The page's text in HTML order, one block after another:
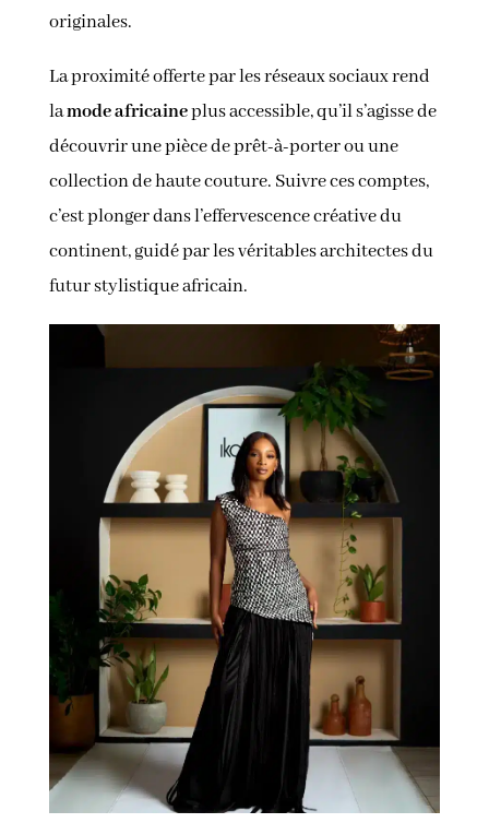
originales.
La proximité offerte par les réseaux sociaux rend
lamode africaineplus accessible, qu’il s’agisse de
découvrir une pièce de prêt-à-porter ou une
collection de haute couture. Suivre ces comptes,
c’est plonger dans l’effervescence créative du
continent, guidé par les véritables architectes du
futur stylistique africain.